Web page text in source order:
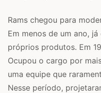
Rams chegou para
Em menos de um ano,
próprios produtos. Em
Ocupou o cargo por
uma equipe que
Nesse período,